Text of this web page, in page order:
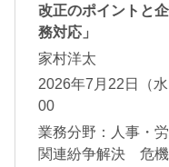
改正のポイントと
務対応」
家村洋太
2026年7月22日（
00
業務分野：人事・
関連紛争解決 危